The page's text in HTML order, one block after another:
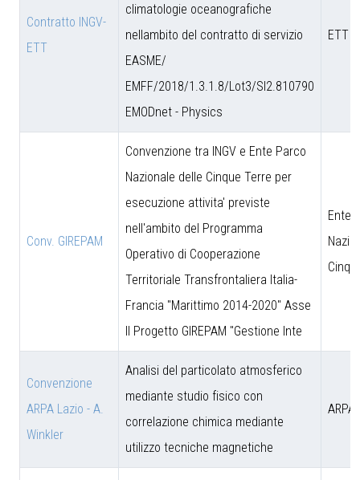
Contratto INGV-
ETT
climatologie oceanografiche
nellambito del contratto di servizio
EASME/
EMFF/2018/1.3.1.8/Lot3/SI2.810790
EMODnet - Physics
ETT
Conv. GIREPAM
Convenzione tra INGV e Ente Parco
Nazionale delle Cinque Terre per
esecuzione attivita' previste
nell'ambito del Programma
Operativo di Cooperazione
Territoriale Transfrontaliera Italia-
Francia "Marittimo 2014-2020" Asse
II Progetto GIREPAM "Gestione Inte
Ente
Convenzione
ARPA Lazio - A.
Winkler
Analisi del particolato atmosferico
mediante studio fisico con
correlazione chimica mediante
utilizzo tecniche magnetiche
ARPA